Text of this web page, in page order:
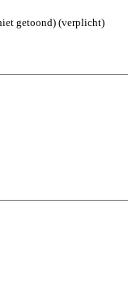
getoond) (verplicht)